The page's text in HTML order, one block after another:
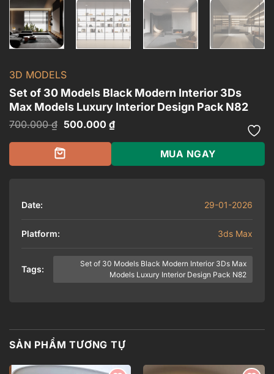
3D MODELS
Set of 30 Models Black Modern Interior 3Ds
Max Models Luxury Interior Design Pack N82
700.000₫ Giá
là:
700.000 ₫.
500.000 ₫Giá
hiện
tại
500.000 ₫.
MUA NGAY
Date: 29-01-2026
Platform: 3ds Max
Tags:
Set of 30 Models Black Modern Interior 3Ds Max
Models Luxury Interior Design Pack N82
SẢN PHẨM TƯƠNG TỰ